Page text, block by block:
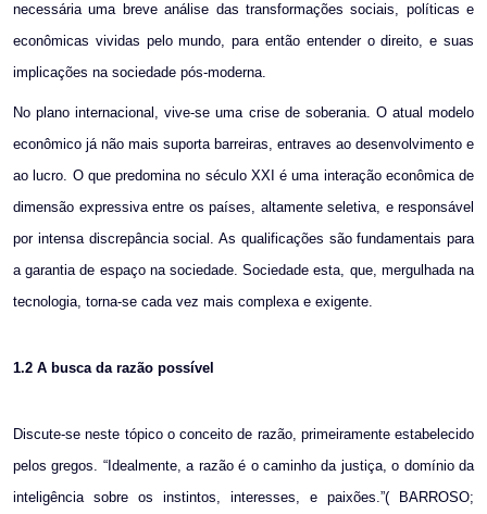
necessária uma breve análise das transformações sociais, políticas e
econômicas vividas pelo mundo, para então entender o direito, e suas
implicações na sociedade pós-moderna.
No plano internacional, vive-se uma crise de soberania. O atual modelo
econômico já não mais suporta barreiras, entraves ao desenvolvimento e
ao lucro. O que predomina no século XXI é uma interação econômica de
dimensão expressiva entre os países, altamente seletiva, e responsável
por intensa discrepância social. As qualificações são fundamentais para
a garantia de espaço na sociedade. Sociedade esta, que, mergulhada na
tecnologia, torna-se cada vez mais complexa e exigente.
1.2 A busca da razão possível
Discute-se neste tópico o conceito de razão, primeiramente estabelecido
pelos gregos. “Idealmente, a razão é o caminho da justiça, o domínio da
inteligência sobre os instintos, interesses, e paixões.”( BARROSO;